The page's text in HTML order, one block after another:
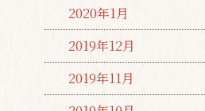
2020年1月
2019年12月
2019年11月